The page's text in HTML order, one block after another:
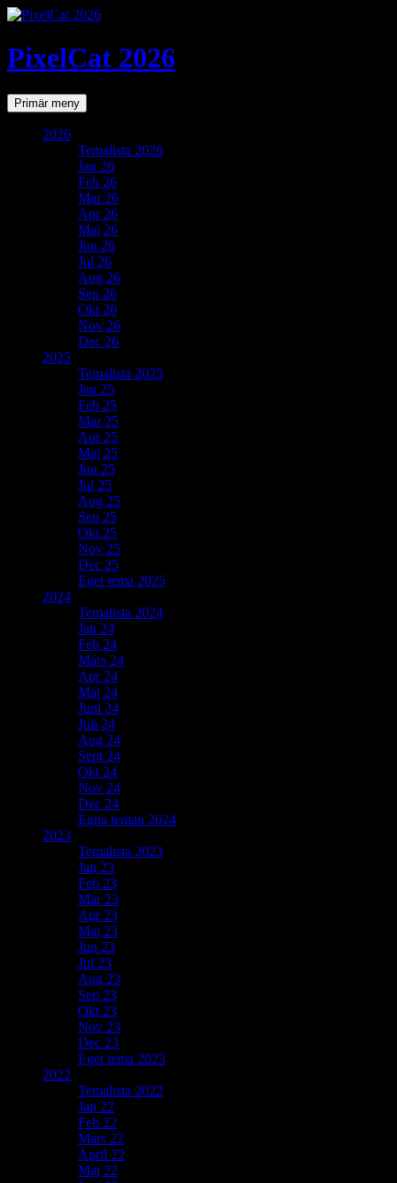
PixelCat 2026
SökPrimär meny Gå
till
2026
Temalista 2026
Jan 26
Feb 26
Mar 26
Apr 26
Maj 26
Jun 26
Jul 26
Aug 26
Sep 26
Okt 26
Nov 26
Dec 26
2025
Temalista 2025
Jan 25
Feb 25
Mar 25
Apr 25
Maj 25
Jun 25
Jul 25
Aug 25
Sep 25
Okt 25
Nov 25
Dec 25
Eget tema 2025
2024
Temalista 2024
Jan 24
Feb 24
Mars 24
Apr 24
Maj 24
Juni 24
Juli 24
Aug 24
Sept 24
Okt 24
Nov 24
Dec 24
Egna teman 2024
2023
Temalista 2023
Jan 23
Feb 23
Mar 23
Apr 23
Maj 23
Jun 23
Jul 23
Aug 23
Sep 23
Okt 23
Nov 23
Dec 23
Eget tema 2023
2022
Temalista 2022
Jan 22
Feb 22
Mars 22
April 22
Maj 22